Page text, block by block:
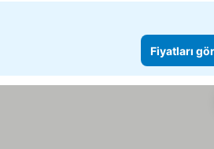
Fiyatları